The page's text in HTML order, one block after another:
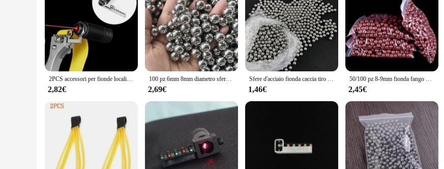
2PCS accessori per fionde localizzatore di strumenti di calibrazione Laser luce Laser a infrarossi obiettivo Laser vista Laser rossa
2,82€
100 pz 6mm 8mm diametro sfera d'acciaio per la caccia professionale fionda cuscinetto arco munizioni fionda pallini accessori
2,69€
Sfere d'acciaio fionda caccia tiro con l'arco 4mm 5mm 6mm 8mm 9mm 10mm 11mm 12mm acciaio ad alto tenore di carbonio fionda palla catapulta caccia munizioni
1,46€
50/100 pz 8-9mm fionda fango palla caccia all'aperto e tiro solido palla pratica munizioni fionda accessori per la caccia
2,45€